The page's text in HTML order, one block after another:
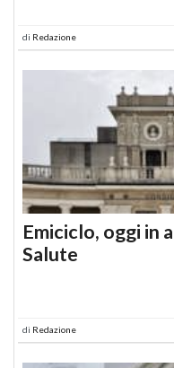
di Redazione
Emiciclo, oggi in
Salute
di Redazione